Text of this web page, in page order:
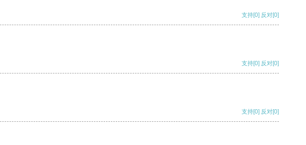
支持[0] 反对[0]
支持[0] 反对[0]
支持[0] 反对[0]